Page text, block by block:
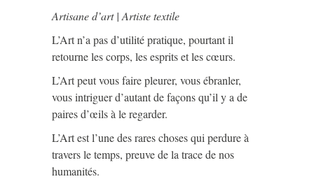
Artisane d’art | Artiste textile
L’Art n’a pas d’utilité pratique, pourtant il
retourne les corps, les esprits et les cœurs.
L’Art peut vous faire pleurer, vous ébranler,
vous intriguer d’autant de façons qu’il y a de
paires d’œils à le regarder.
L’Art est l’une des rares choses qui perdure à
travers le temps, preuve de la trace de nos
humanités.